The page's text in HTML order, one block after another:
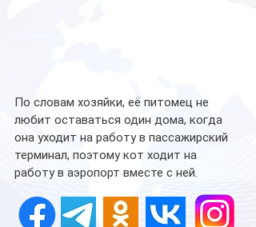
По словам хозяйки, её питомец не
любит оставаться один дома, когда
она уходит на работу в пассажирский
терминал, поэтому кот ходит на
работу в аэропорт вместе с ней.